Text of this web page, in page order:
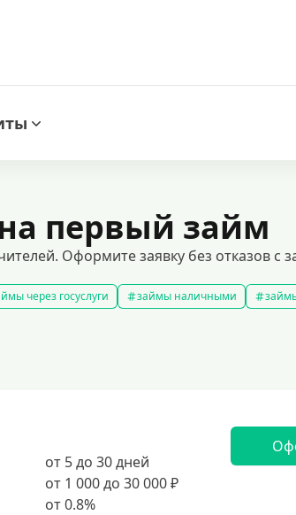
первый займ
Оформите заявку без отказов
через госуслуги займы наличными
от 5 до 30 дней
от 1 000 до 30 000 ₽
от 0.8%